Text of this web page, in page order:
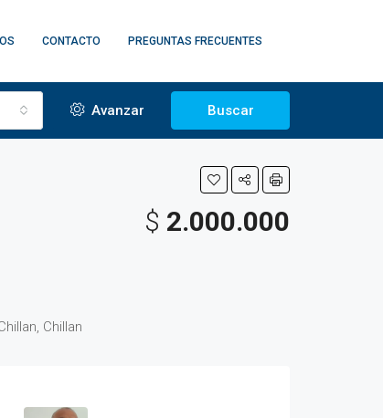
CONTACTO PREGUNTAS FRECUENTES
Avanzar Buscar
$ 2.000.000
Chillan